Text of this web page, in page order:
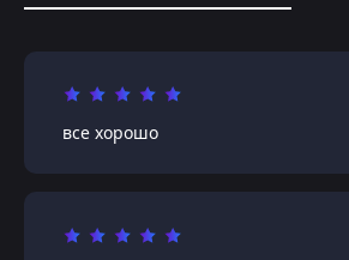
все хорошо